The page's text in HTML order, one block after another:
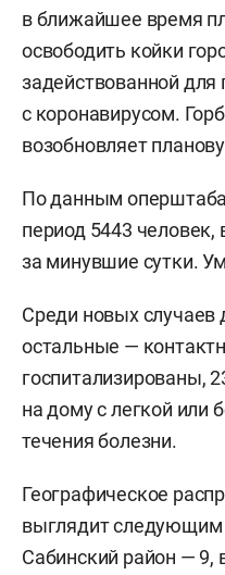
в ближайшее время
освободить койки
задействованной
с коронавирусом.
возобновляет
По данным
период 5443 человек,
за минувшие сутки.
Среди новых случаев
остальные —
госпитализированы,
на дому с легкой или
течения болезни.
Географическое
выглядит следующим
Сабинский район — 9,